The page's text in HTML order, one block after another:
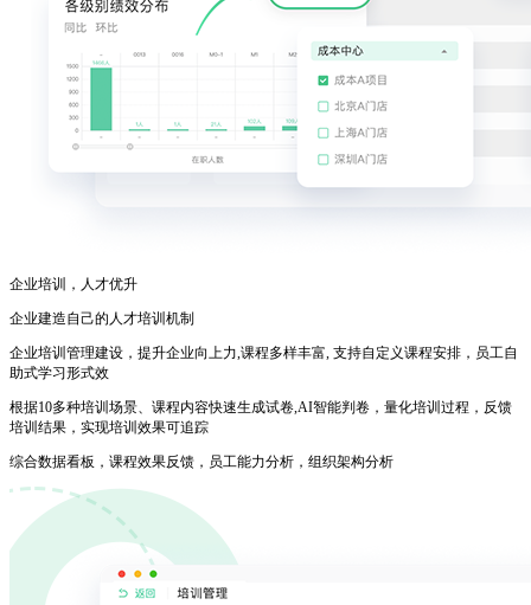
企业培训，人才优升
企业建造自己的人才培训机制
企业培训管理建设，提升企业向上力,课程多样丰富, 支持自定义课程安排，员工自
助式学习形式效
根据10多种培训场景、课程内容快速生成试卷,AI智能判卷，量化培训过程，反馈
培训结果，实现培训效果可追踪
综合数据看板，课程效果反馈，员工能力分析，组织架构分析